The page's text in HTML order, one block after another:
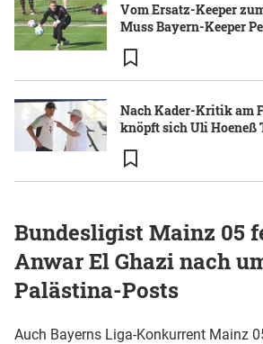
Vom Ersatz-Keeper
Muss Bayern-Keeper
Nach Kader-Kritik am
knöpft sich Uli Hoeneß
Bundesligist Mainz 05
Anwar El Ghazi nach
Palästina-Posts
Auch Bayerns Liga-Konkurrent Mainz